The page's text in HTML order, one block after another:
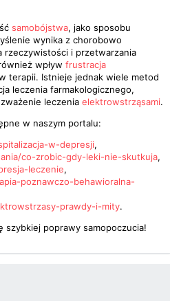
samobójstwa, jako sposobu
wynika z chorobowo
rzeczywistości i przetwarzania
wpływ frustracja
terapii. Istnieje jednak wiele metod
leczenia farmakologicznego,
leczenia elektrowstrząsami.
w naszym portalu:
w-depresji,
co-zrobic-gdy-leki-nie-skutkuja,
leczenie,
poznawczo-behawioralna-
prawdy-i-mity.
szybkiej poprawy samopoczucia!